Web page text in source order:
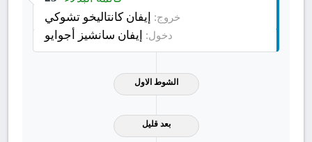
خروج: إيفان كانتاليخو تشوكي
دخول: إيفان سانشيز أجوايو
الشوط الاول
بعد قليل